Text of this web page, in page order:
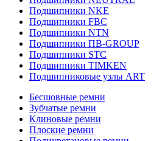
Подшипники NKE
Подшипники FBC
Подшипники NTN
Подшипники ПВ-GROUP
Подшипники STC
Подшипники TIMKEN
Подшипниковые узлы ART
Бесшовные ремни
Зубчатые ремни
Клиновые ремни
Плоские ремни